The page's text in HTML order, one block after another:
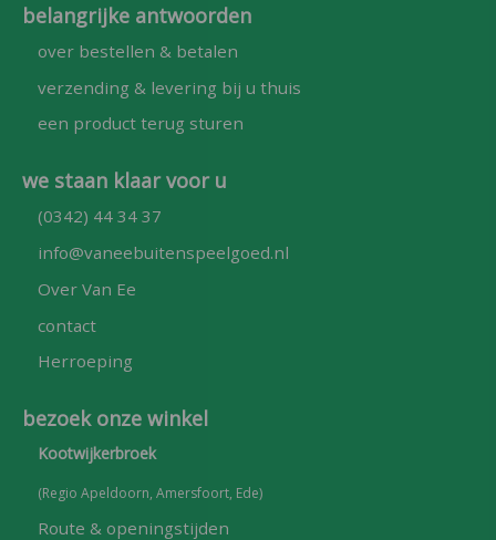
belangrijke antwoorden
over bestellen & betalen
verzending & levering bij u thuis
een product terug sturen
we staan klaar voor u
(0342) 44 34 37
info@vaneebuitenspeelgoed.nl
Over Van Ee
contact
Herroeping
bezoek onze winkel
Kootwijkerbroek
(Regio Apeldoorn, Amersfoort, Ede)
Route & openingstijden